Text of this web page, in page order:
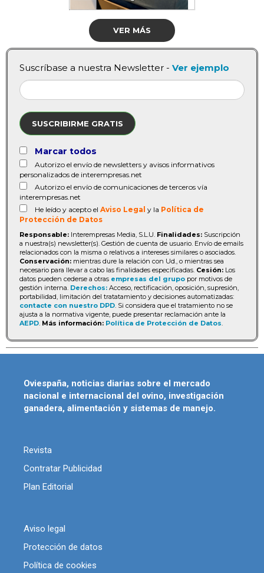
VER MÁS
Suscríbase a nuestra Newsletter - Ver ejemplo
SUSCRIBIRME GRATIS
Marcar todos
Autorizo el envío de newsletters y avisos informativos
personalizados de interempresas.net
Autorizo el envío de comunicaciones de terceros vía
interempresas.net
He leído y acepto el Aviso Legal y la Política de
Protección de Datos
Responsable: Interempresas Media, S.L.U. Finalidades: Suscripción
a nuestra(s) newsletter(s). Gestión de cuenta de usuario. Envío de emails
relacionados con la misma o relativos a intereses similares o asociados.
Conservación: mientras dure la relación con Ud., o mientras sea
necesario para llevar a cabo las finalidades especificadas. Cesión: Los
datos pueden cederse a otras empresas del grupo por motivos de
gestión interna. Derechos: Acceso, rectificación, oposición, supresión,
portabilidad, limitación del tratatamiento y decisiones automatizadas:
contacte con nuestro DPD. Si considera que el tratamiento no se
ajusta a la normativa vigente, puede presentar reclamación ante la
AEPD. Más información: Política de Protección de Datos.
Oviespaña, noticias diarias sobre el mercado
nacional e internacional del ovino, investigación
ganadera, alimentación y sistemas de manejo.
Revista
Contratar Publicidad
Plan Editorial
Aviso legal
Protección de datos
Política de cookies